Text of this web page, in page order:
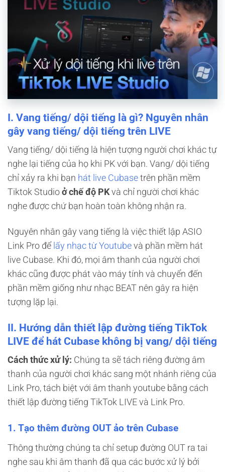
I. Vang tiếng/ dội tiếng là gì? Nguyên nhân
gây vang tiếng/ dội tiếng trên LIVE
Vang tiếng/ dội tiếng là hiện tượng người chơi khác tự
nghe lại tiếng của họ khi PK với bạn. Vang/ dội tiếng
chỉ xảy ra khi bạn hát live Cubase trên phần mềm
Tiktok Studio ở chế độ PKvà chỉ người chơi khác
nghe được chứ bạn hoàn toàn không nhận ra.
Nguyên nhân gây vang tiếng là việc thiết lập ASIO
Link Pro để lấy nhạc từ Youtube và phần mềm hát
live Cubase. Khi đó, mọi âm thanh của người chơi
khác cũng được phát vào máy tính và chuyển đến
phần mềm giống như nhạc BEAT nên gây ra hiện
tượng lặp lại.
II. Hướng dẫn thiết lập đường tiếng TikTok
LIVE để hát Cubase không bị vang/ dội tiếng
Cách thức xử lý: Chúng ta sẽ tách riêng đường âm
thanh của người chơi khác sang một nhánh riêng của
Link Pro, tách biệt với âm thanh youtube bằng cách
thiết lập đường tiếng TikTok LIVE và Link Pro.
1. Tạo thêm đường OUT ảo trên Cubase
Thông thường chúng ta chỉ setup đường OUT ra tai
nghe sau khi âm thanh đã qua các bước xử lý bởi